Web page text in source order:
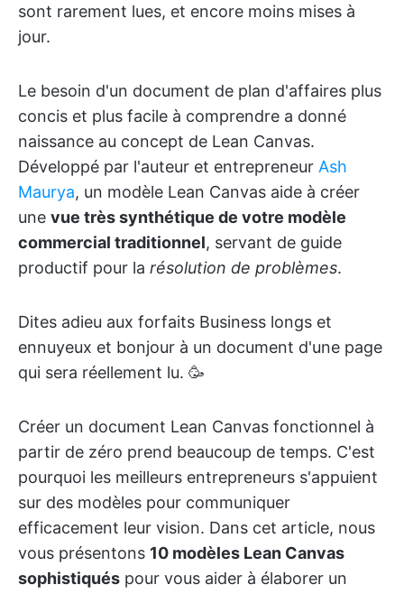
sont rarement lues, et encore moins mises à
jour.
Le besoin d'un document de plan d'affaires plus
concis et plus facile à comprendre a donné
naissance au concept de Lean Canvas.
Développé par l'auteur et entrepreneur Ash
Maurya, un modèle Lean Canvas aide à créer
une vue très synthétique de votre modèle
commercial traditionnel, servant de guide
productif pour la résolution de problèmes.
Dites adieu aux forfaits Business longs et
ennuyeux et bonjour à un document d'une page
qui sera réellement lu. 🥳
Créer un document Lean Canvas fonctionnel à
partir de zéro prend beaucoup de temps. C'est
pourquoi les meilleurs entrepreneurs s'appuient
sur des modèles pour communiquer
efficacement leur vision. Dans cet article, nous
vous présentons 10 modèles Lean Canvas
sophistiqués pour vous aider à élaborer un